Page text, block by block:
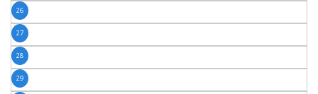
26
27
28
29